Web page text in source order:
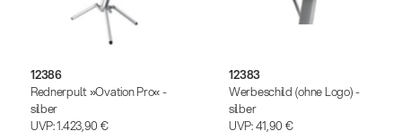
12386
Rednerpult »Ovation Pro« -
silber
UVP:1.423,90 €
12383
Werbeschild (ohne Logo) -
silber
UVP:41,90 €